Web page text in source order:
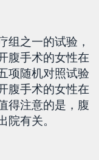
组之一的试验，
腹手术的女性在
项随机对照试验
腹手术的女性在
得注意的是，腹
有关。